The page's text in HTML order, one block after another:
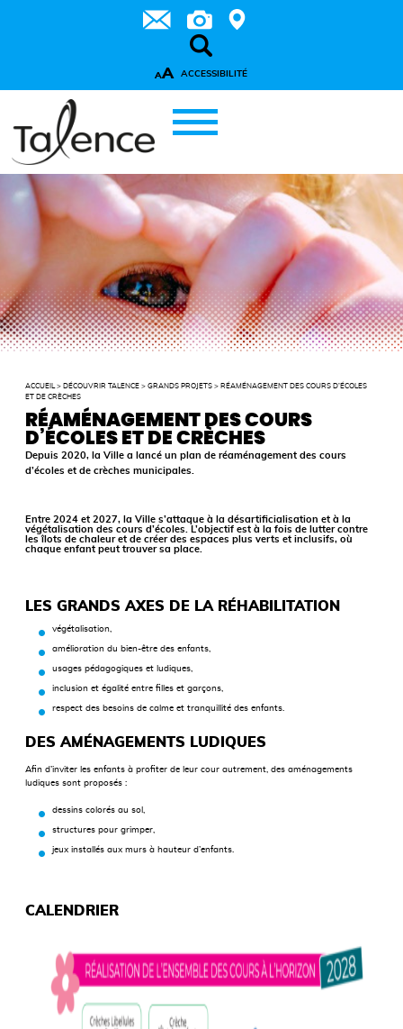
AA ACCESSIBILITÉ
ACCUEIL > DÉCOUVRIR TALENCE >GRANDS PROJETS > RÉAMÉNAGEMENT DES COURS D’ÉCOLES
ET DE CRÈCHES
RÉAMÉNAGEMENT DES COURS
D’ÉCOLES ET DE CRÈCHES
Depuis 2020, la Ville a lancé un plan de réaménagement des cours
d’écoles et de crèches municipales.
Entre 2024 et 2027, la Ville s’attaque à la désartificialisation et à la
végétalisation des cours d’écoles. L’objectif est à la fois de lutter contre
les îlots de chaleur et de créer des espaces plus verts et inclusifs, où
chaque enfant peut trouver sa place.
LES GRANDS AXES DE LA RÉHABILITATION
végétalisation,
amélioration du bien-être des enfants,
usages pédagogiques et ludiques,
inclusion et égalité entre filles et garçons,
respect des besoins de calme et tranquillité des enfants.
DES AMÉNAGEMENTS LUDIQUES
Afin d’inviter les enfants à profiter de leur cour autrement, des aménagements
ludiques sont proposés :
dessins colorés au sol,
structures pour grimper,
jeux installés aux murs à hauteur d’enfants.
CALENDRIER